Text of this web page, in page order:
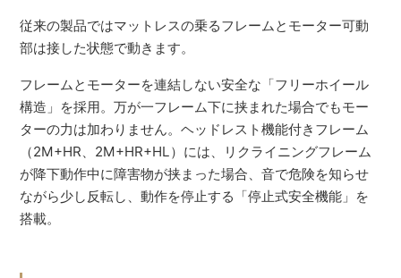
従来の製品ではマットレスの乗るフレームとモーター可動
部は接した状態で動きます。
フレームとモーターを連結しない安全な「フリーホイール
構造」を採用。万が一フレーム下に挟まれた場合でもモー
ターの力は加わりません。ヘッドレスト機能付きフレーム
（2M+HR、2M+HR+HL）には、リクライニングフレーム
が降下動作中に障害物が挟まった場合、音で危険を知らせ
ながら少し反転し、動作を停止する「停止式安全機能」を
搭載。